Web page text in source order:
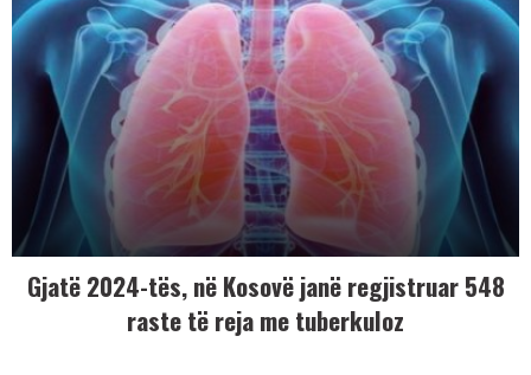
Gjatë 2024-tës, në Kosovë janë regjistruar 548
raste të reja me tuberkuloz